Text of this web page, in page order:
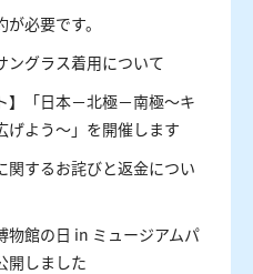
必要です。
ングラス着用について
】「日本－北極－南極～キ
げよう～」を開催します
関するお詫びと返金につい
物館の日 in ミュージアムパ
開しました